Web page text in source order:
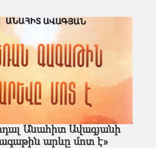
Անահիտ Ավագյանի
արևը մոտ է»